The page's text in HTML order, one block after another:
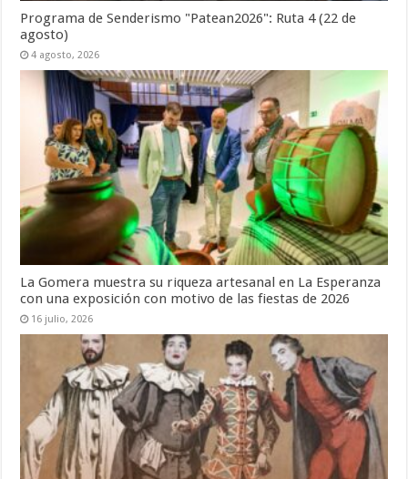
Programa de Senderismo "Patean2026": Ruta 4 (22 de
agosto)
4 agosto, 2026
La Gomera muestra su riqueza artesanal en La Esperanza
con una exposición con motivo de las fiestas de 2026
16 julio, 2026